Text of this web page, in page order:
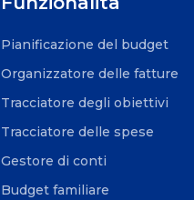
Pianificazione del budget
Organizzatore delle fatture
Tracciatore degli obiettivi
Tracciatore delle spese
Gestore di conti
Budget familiare